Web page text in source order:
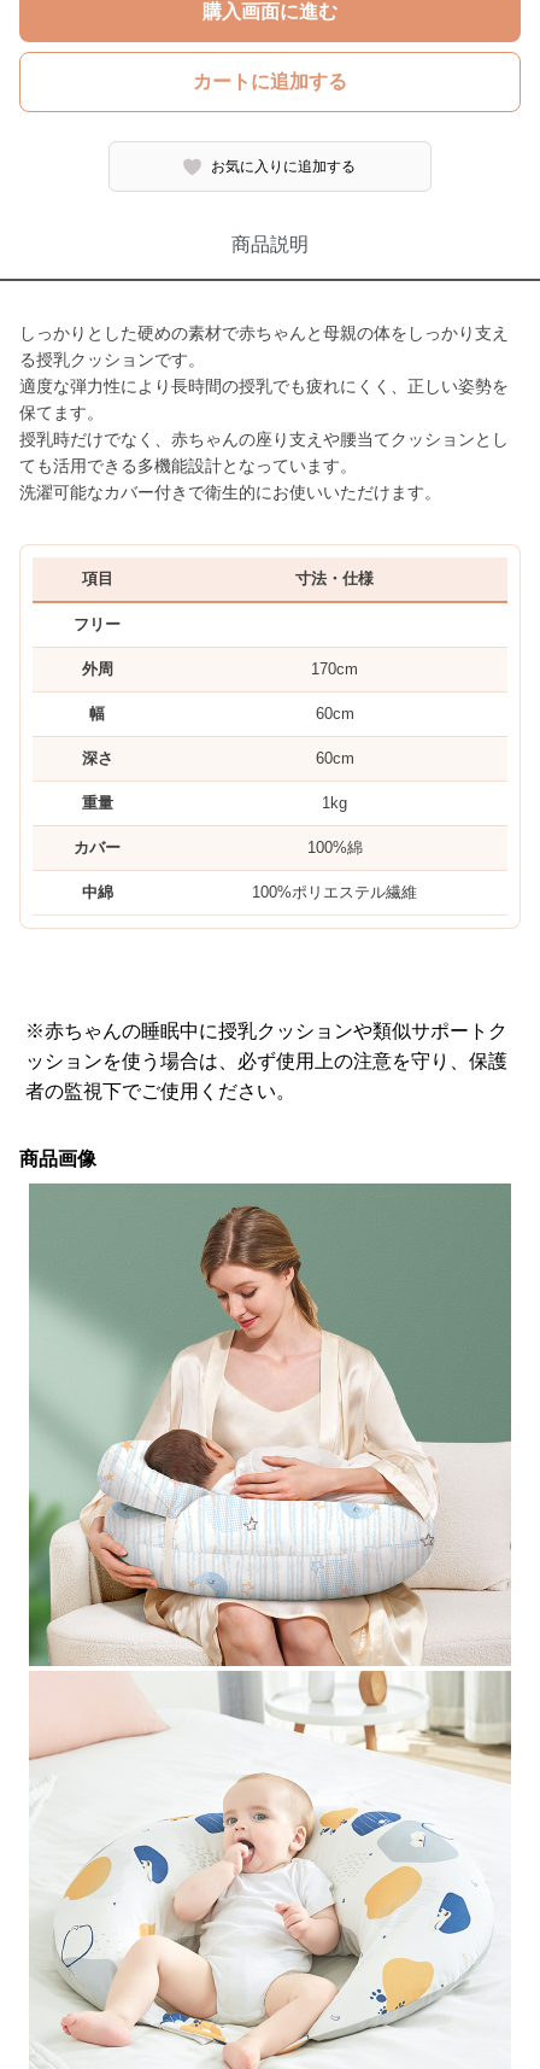
購入画面に進む
カートに追加する
お気に入りに追加する
商品説明
しっかりとした硬めの素材で赤ちゃんと母親の体をしっかり支え
る授乳クッションです。
適度な弾力性により長時間の授乳でも疲れにくく、正しい姿勢を
保てます。
授乳時だけでなく、赤ちゃんの座り支えや腰当てクッションとし
ても活用できる多機能設計となっています。
洗濯可能なカバー付きで衛生的にお使いいただけます。
項目 寸法・仕様
フリー
外周 170cm
幅 60cm
深さ 60cm
重量 1kg
カバー 100%綿
中綿 100%ポリエステル繊維
※赤ちゃんの睡眠中に授乳クッションや類似サポートク
ッションを使う場合は、必ず使用上の注意を守り、保護
者の監視下でご使用ください。
商品画像